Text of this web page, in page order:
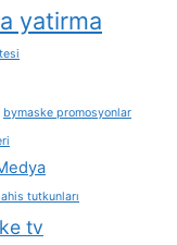
yatirma
bymaske promosyonlar
tutkunları
tv